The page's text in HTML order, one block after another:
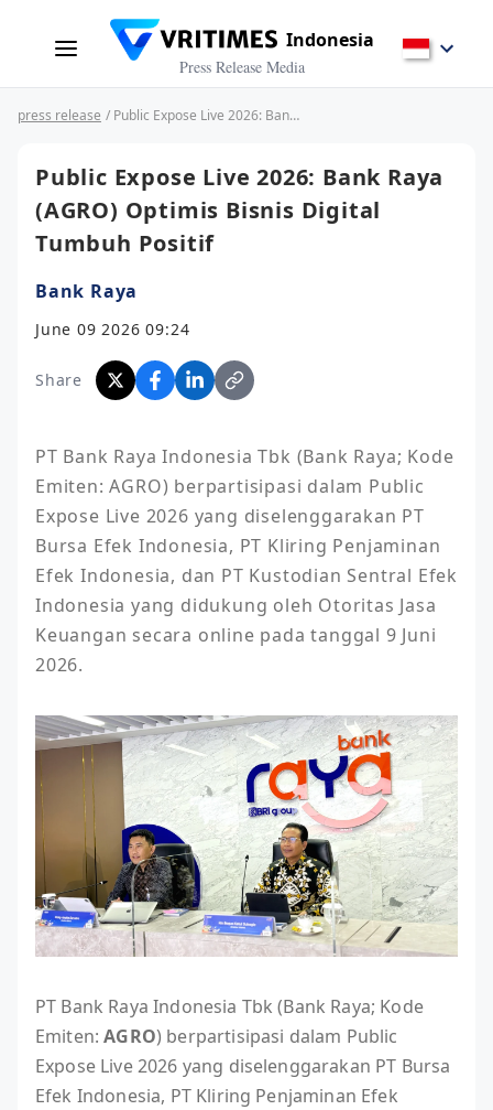
Indonesia
Press Release Media
press release / Public Expose Live 2026: Bank Raya (AGRO) Optimis Bisnis Digital Tumbuh Positif
Public Expose Live 2026: Bank Raya
(AGRO) Optimis Bisnis Digital
Tumbuh Positif
Bank Raya
June 09 2026 09:24
Share
PT Bank Raya Indonesia Tbk (Bank Raya; Kode
Emiten: AGRO) berpartisipasi dalam Public
Expose Live 2026 yang diselenggarakan PT
Bursa Efek Indonesia, PT Kliring Penjaminan
Efek Indonesia, dan PT Kustodian Sentral Efek
Indonesia yang didukung oleh Otoritas Jasa
Keuangan secara online pada tanggal 9 Juni
2026.
PT Bank Raya Indonesia Tbk (Bank Raya; Kode
Emiten:AGRO) berpartisipasi dalam Public
Expose Live 2026 yang diselenggarakan PT Bursa
Efek Indonesia, PT Kliring Penjaminan Efek